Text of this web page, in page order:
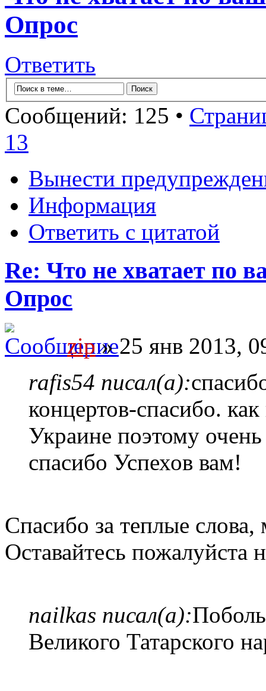
Опрос
Ответить
Сообщений: 125 •
13
Вынести
Информация
Ответить с цитатой
Re: Что не хватает по
Опрос
zip» 25 янв 2013,
rafis54 писал(а):
концертов-спасибо.
Украине поэтому
спасибо Успехов вам!
Спасибо за теплые
Оставайтесь пожалуйста
nailkas писал(а):
Великого Татарского